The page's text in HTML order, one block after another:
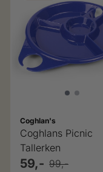
Coghlan's
Coghlans Picnic
Tallerken
59,- 99,-